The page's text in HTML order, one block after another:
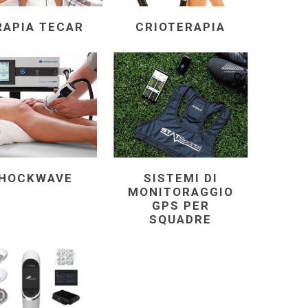
ACCESSORI PER
L'ALLENAMENTO
Accessori per allenatori
ALTRI DISPOSITIVI CRYO
Icebein™ cryo
RECOSPORT
SISTEMI DI MONITORAGGIO
GPS PER SQUADRE
TECAR CRIOTERAPIA
SISTEMI DI
MONITORAGGIO
GPS PER
SQUADRE